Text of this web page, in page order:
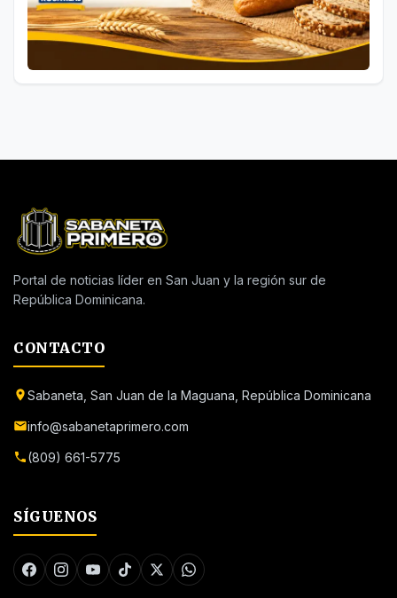
Portal de noticias líder en San Juan y la región sur de
República Dominicana.
CONTACTO
Sabaneta, San Juan de la Maguana, República Dominicana
info@sabanetaprimero.com
(809) 661-5775
SÍGUENOS